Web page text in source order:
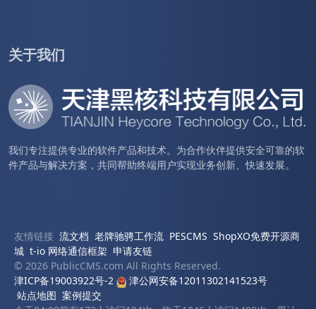
关于我们
我们专注提供专业的软件产品和技术。为合作伙伴提供安全可靠的软
件产品与解决方案，共同帮助终端用户实现业务创新、快速发展。
友情链接 流文档 老牌驰骋工作流 PESCMS ShopXO免费开源商
城 t-io 网络通信框架 申请友链
© 2026 PublicCMS.com All Rights Reserved.
津ICP备19003922号-2
津公网安备12011302141523号
站点地图 案例提交